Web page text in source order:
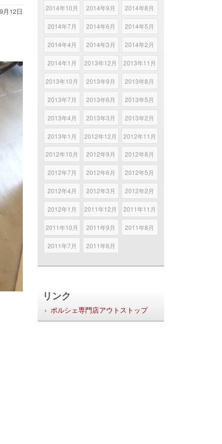
月12日 2014年10月 2014年9月 2014年8月
2014年7月 2014年6月 2014年5月
2014年4月 2014年3月 2014年2月
2014年1月 2013年12月 2013年11月
2013年10月 2013年9月 2013年8月
2013年7月 2013年6月 2013年5月
2013年4月 2013年3月 2013年2月
2013年1月 2012年12月 2012年11月
2012年10月 2012年9月 2012年8月
2012年7月 2012年6月 2012年5月
2012年4月 2012年3月 2012年2月
2012年1月 2011年12月 2011年11月
2011年10月 2011年9月 2011年8月
2011年7月 2011年6月
リンク
ポルシェ専門店アウトストップ